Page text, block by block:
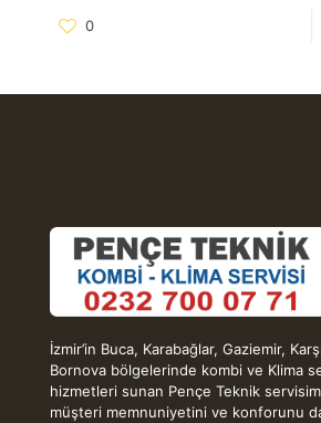
0
İzmir’in Buca, Karabağlar, Gaziemir,
Bornova bölgelerinde kombi ve Klima
hizmetleri sunan Pençe Teknik
müşteri memnuniyetini ve konforunu